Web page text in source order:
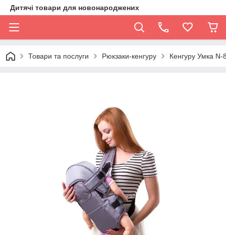
Дитячі товари для новонароджених
Товари та послуги Рюкзаки-кенгуру Кенгуру Умка N-